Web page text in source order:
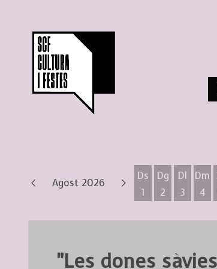
Agost 2026
Ds
1
Dg
2
Dl
3
Dm
4
"Les dones